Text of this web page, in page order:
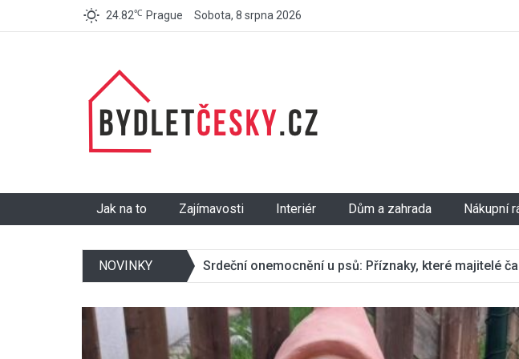
24.82℃ Prague Sobota, 8 srpna 2026
Jak na to Zajímavosti Interiér Dům a zahrada Nákupní
NOVINKY Srdeční onemocnění u psů: Příznaky, které majitelé
majitelů si zpočátku nevšimne drobných změn v
diagnostika je přitom klíčem k tomu,...
spojuje rodinu a přináší neopakovatelnou atmosféru
rozhodnutím je výběr srdce celého systému, tedy
Proměňte vstup do sklepa v designový prvek
- Často